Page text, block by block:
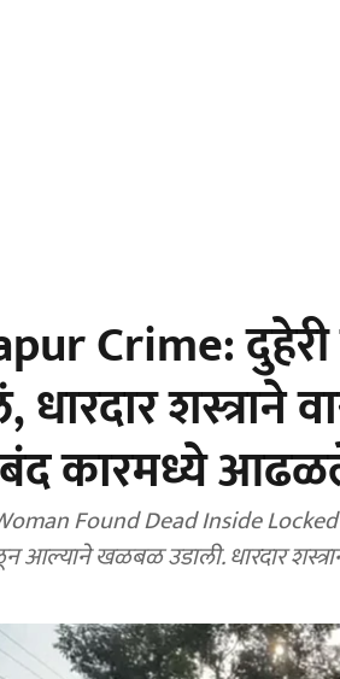
Crime: दुहेरी
धारदार
बंद कारमध्ये
Found Dead Inside
खळबळ उडाली. धारदार